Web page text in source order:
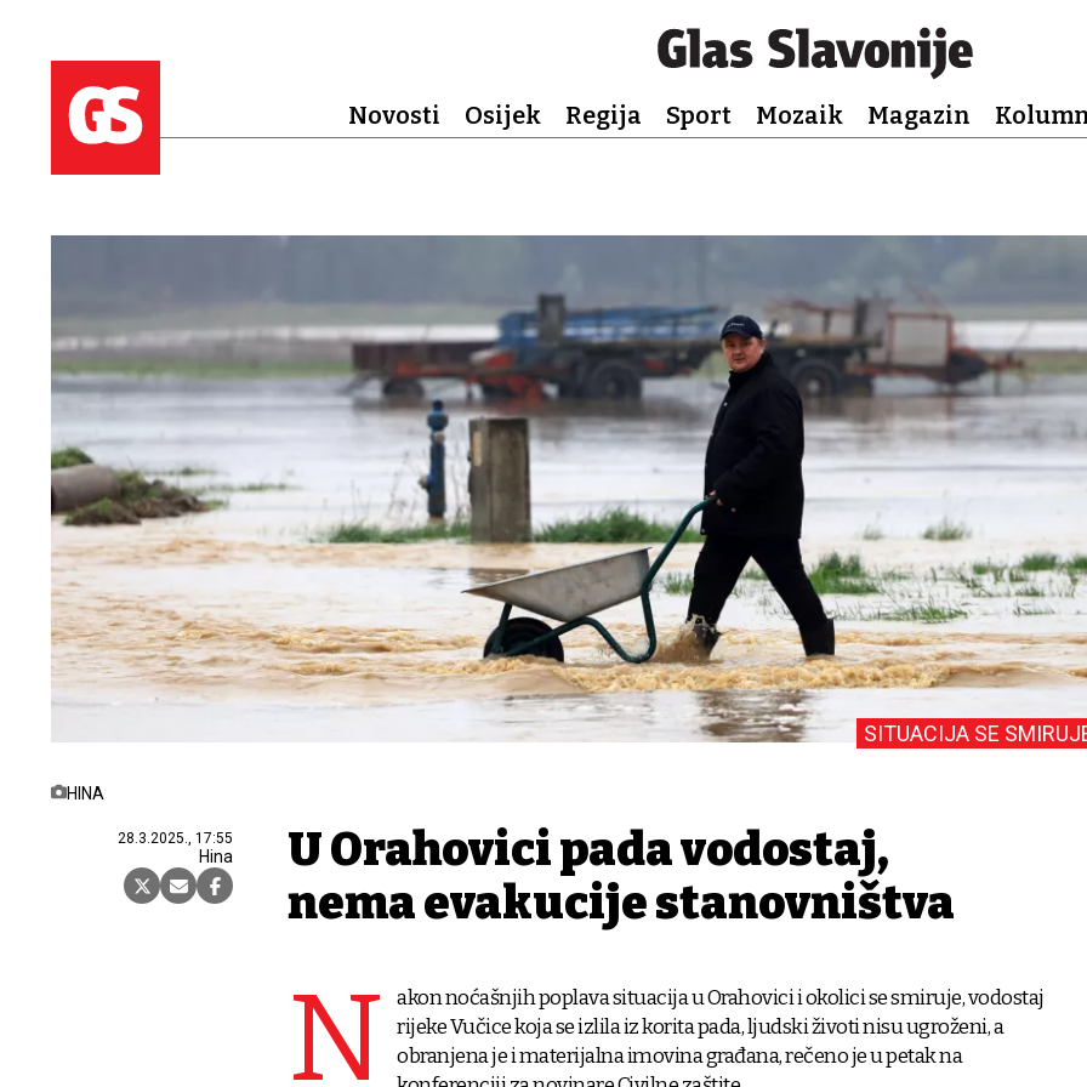
Novosti Osijek Regija Sport Mozaik Magazin
HINA
28.3.2025., 17:55
Hina
SITUACIJA SE
U Orahovici pada vodostaj,
nema evakucije stanovništva
N
akon noćašnjih poplava situacija u Orahovici i okolici se smiruje, vodostaj
rijeke Vučice koja se izlila iz korita pada, ljudski životi nisu ugroženi, a
obranjena je i materijalna imovina građana, rečeno je u petak na